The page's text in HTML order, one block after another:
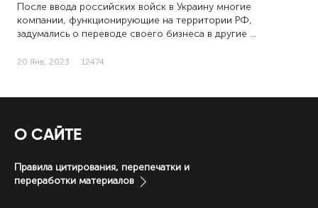
После ввода российских войск в Украину многие
компании, функционирующие на территории РФ,
задумались о переводе своего бизнеса в другие …
20 Янв, 2023 12474
О САЙТЕ
Правила цитирования, перепечатки и
переработки материалов